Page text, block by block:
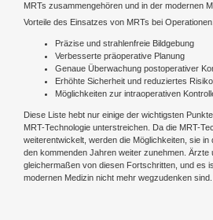
MRTs zusammengehören und in der modernen
Vorteile des Einsatzes von MRTs bei Operationen:
Präzise und strahlenfreie Bildgebung
Verbesserte präoperative Planung
Genaue Überwachung postoperativer
Erhöhte Sicherheit und reduziertes
Möglichkeiten zur intraoperativen
Diese Liste hebt nur einige der wichtigsten
MRT-Technologie unterstreichen. Da die MRT-
weiterentwickelt, werden die Möglichkeiten, sie
den kommenden Jahren weiter zunehmen. Ärzte
gleichermaßen von diesen Fortschritten, und es
modernen Medizin nicht mehr wegzudenken sind.